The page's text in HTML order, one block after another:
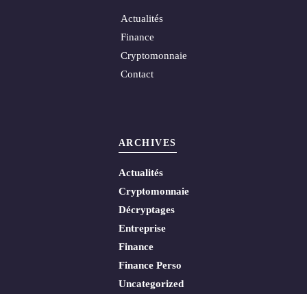
Actualités
Finance
Cryptomonnaie
Contact
ARCHIVES
Actualités
Cryptomonnaie
Décryptages
Entreprise
Finance
Finance Perso
Uncategorized